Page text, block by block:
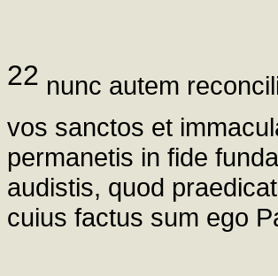
22 nunc autem
vos sanctos et
permanetis in fide
audistis, quod
cuius factus sum ego